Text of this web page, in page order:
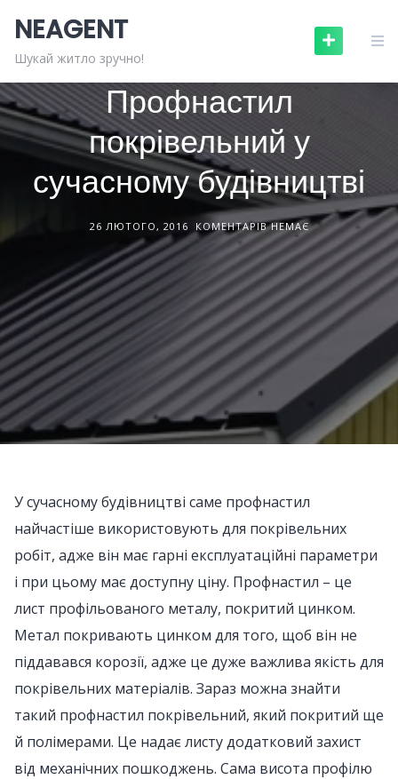
content
NEAGENT
Шукай житло зручно!БУДІВЕЛЬНІ МАТЕРІАЛИ
Профнастил
покрівельний у
сучасному будівництві
26 ЛЮТОГО, 2016 КОМЕНТАРІВ НЕМАЄ
У сучасному будівництві саме профнастил
найчастіше використовують для покрівельних
робіт, адже він має гарні експлуатаційні параметри
і при цьому має доступну ціну. Профнастил – це
лист профільованого металу, покритий цинком.
Метал покривають цинком для того, щоб він не
піддавався корозії, адже це дуже важлива якість для
покрівельних матеріалів. Зараз можна знайти
такий профнастил покрівельний, який покритий ще
й полімерами. Це надає листу додатковий захист
від механічних пошкоджень. Сама висота профілю